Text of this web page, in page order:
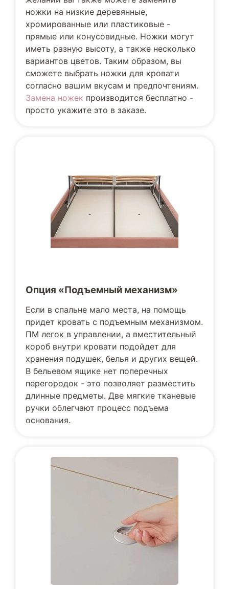
ножки на низкие деревянные,
хромированные или пластиковые -
прямые или конусовидные. Ножки могут
иметь разную высоту, а также несколько
вариантов цветов. Таким образом, вы
сможете выбрать ножки для кровати
согласно вашим вкусам и предпочтениям.
Замена ножек производится бесплатно -
просто укажите это в заказе.
Опция «Подъемный механизм»
Если в спальне мало места, на помощь
придет кровать с подъемным механизмом.
ПМ легок в управлении, а вместительный
короб внутри кровати подойдет для
хранения подушек, белья и других вещей.
В бельевом ящике нет поперечных
перегородок - это позволяет разместить
длинные предметы. Две мягкие тканевые
ручки облегчают процесс подъема
основания.